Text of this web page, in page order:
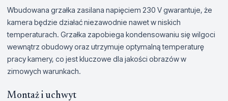
Wbudowana grzałka zasilana napięciem 230 V gwarantuje, że
kamera będzie działać niezawodnie nawet w niskich
temperaturach. Grzałka zapobiega kondensowaniu się wilgoci
wewnątrz obudowy oraz utrzymuje optymalną temperaturę
pracy kamery, co jest kluczowe dla jakości obrazów w
zimowych warunkach.
Montaż i uchwyt